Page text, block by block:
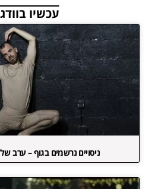
עכשיו
ניסויים נרשמים בגוף – ערב